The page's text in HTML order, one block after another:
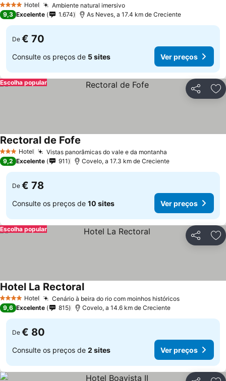
4 EstrelasHotel Ambiente natural imersivo
9,3 Excelente 1.674 As Neves, a 17.4 km de Creciente
De € 70
Consulte os preços de 5 sites Ver preços
Partilhar
Escolha popular
3 EstrelasHotel Vistas panorâmicas do vale e da montanha
Rectoral de Fofe
9,2 Excelente 911 Covelo, a 17.3 km de Creciente
De € 78
Consulte os preços de 10 sites Ver preços
Partilhar
Escolha popular
4 EstrelasHotel Cenário à beira do rio com moinhos históricos
Hotel La Rectoral
9,6 Excelente 815 Covelo, a 14.6 km de Creciente
De € 80
Consulte os preços de 2 sites Ver preços